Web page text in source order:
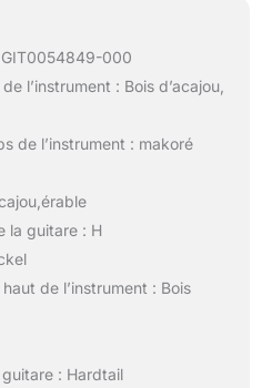
000
l’instrument : Bois d’acajou,
de l’instrument : makoré
la guitare : H
de l’instrument : Bois
: Hardtail